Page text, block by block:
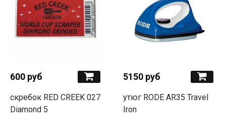
600 руб
скребок RED CREEK 027
Diamond 5
5150 руб
утюг RODE AR35 Travel
Iron